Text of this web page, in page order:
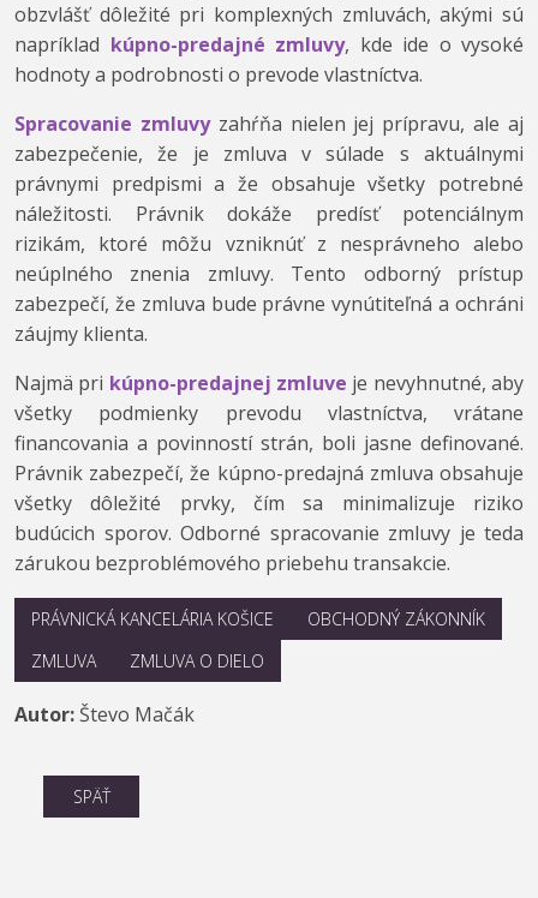
obzvlášť dôležité pri komplexných zmluvách, akými sú
napríklad kúpno-predajné zmluvy, kde ide o vysoké
hodnoty a podrobnosti o prevode vlastníctva.
Spracovanie zmluvyzahŕňa nielen jej prípravu, ale aj
zabezpečenie, že je zmluva v súlade s aktuálnymi
právnymi predpismi a že obsahuje všetky potrebné
náležitosti. Právnik dokáže predísť potenciálnym
rizikám, ktoré môžu vzniknúť z nesprávneho alebo
neúplného znenia zmluvy. Tento odborný prístup
zabezpečí, že zmluva bude právne vynútiteľná a ochráni
záujmy klienta.
Najmä pri kúpno-predajnej zmluve je nevyhnutné, aby
všetky podmienky prevodu vlastníctva, vrátane
financovania a povinností strán, boli jasne definované.
Právnik zabezpečí, že kúpno-predajná zmluva obsahuje
všetky dôležité prvky, čím sa minimalizuje riziko
budúcich sporov. Odborné spracovanie zmluvy je teda
zárukou bezproblémového priebehu transakcie.
PRÁVNICKÁ KANCELÁRIA KOŠICE
OBCHODNÝ ZÁKONNÍK
ZMLUVA
ZMLUVA O DIELO
Autor: Števo Mačák
SPÄŤ